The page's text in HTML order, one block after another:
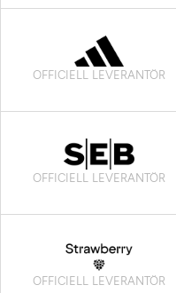
OFFICIELL LEVERANTÖR
OFFICIELL LEVERANTÖR
OFFICIELL LEVERANTÖR